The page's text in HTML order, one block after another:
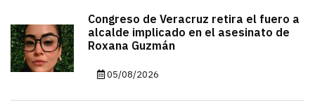
Congreso de Veracruz retira el fuero a
alcalde implicado en el asesinato de
Roxana Guzmán
05/08/2026